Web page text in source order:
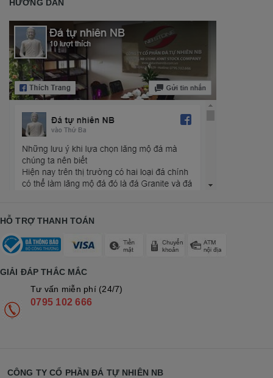
HƯỚNG DẪN
HỖ TRỢ THANH TOÁN
GIẢI ĐÁP THẮC MẮC
Tư vấn miễn phí (24/7)
0795 102 666
CÔNG TY CỔ PHẦN ĐÁ TỰ NHIÊN NB